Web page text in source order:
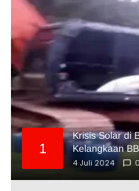
1
Krisis Solar di
Kelangkaan
4 Juli 2024
0